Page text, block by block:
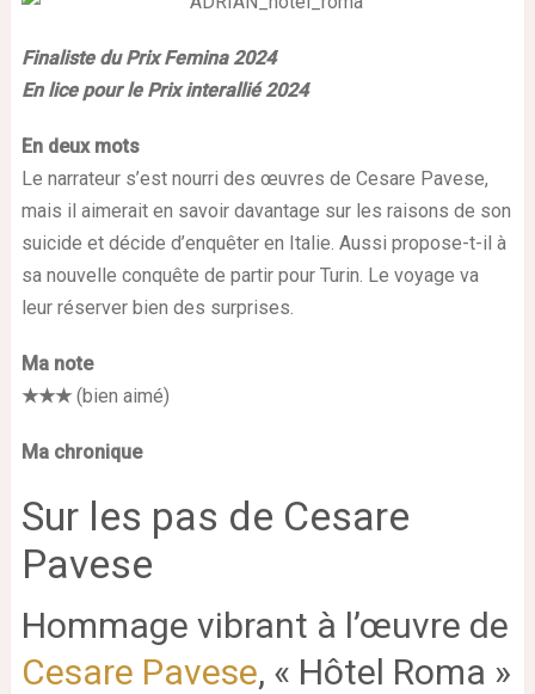
Finaliste du Prix Femina 2024
En lice pour le Prix interallié 2024
En deux mots
Le narrateur s’est nourri des œuvres de Cesare Pavese,
mais il aimerait en savoir davantage sur les raisons de son
suicide et décide d’enquêter en Italie. Aussi propose-t-il à
sa nouvelle conquête de partir pour Turin. Le voyage va
leur réserver bien des surprises.
Ma note
★★★(bien aimé)
Ma chronique
Sur les pas de Cesare
Pavese
Hommage vibrant à l’œuvre de
Cesare Pavese, « Hôtel Roma »